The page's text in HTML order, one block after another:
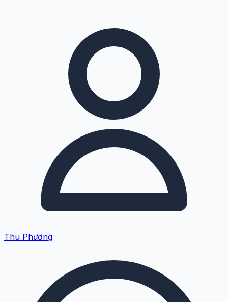
Thu Phương